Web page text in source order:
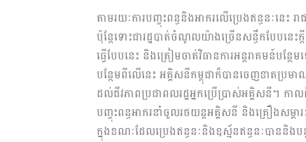
តាមរយៈការបញ្ចុះពន្ធនិងអាករលើប្រេងឥន្ធនៈន
ប៉ុន្តែទោះជារដ្ឋបាត់ចំណូលយ៉ាងច្រើនសន្ធឹកបែបនេះក្
ធ្វើបែបនេះ និងត្រៀមចាត់វិធានការអន្តរាគមន៍ប
បន្ថែមពីលើនេះ អគ្គិសនីកម្ពុជាក៏បានចេញខាតប្រ
ដល់ជីវភាពប្រជាពលរដ្ឋអ្នកប្រើប្រាស់អគ្គិសនី។ កា
បញ្ចុះពន្ធអាករនាំចូលរថយន្តអគ្គិសនី និងគ្រឿងសម្ភ
ក្នុងខណៈដែលប្រេងឥន្ធនៈនិងឧស្ម័នឥន្ធនៈបាននិងប